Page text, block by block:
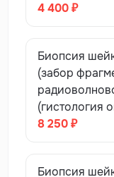
4 400 ₽
Биопсия
(забор
(гистология
8 250 ₽
Биопсия